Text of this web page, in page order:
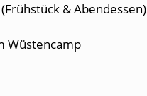
& Abendessen)
Wüstencamp